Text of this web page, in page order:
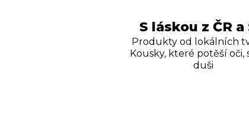
S láskou z ČR a
Produkty od lokálních
Kousky, které potěší oči,
duši